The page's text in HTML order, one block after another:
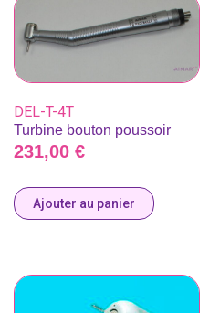
DEL-T-4T
Turbine bouton poussoir
231,00 €
Ajouter au panier